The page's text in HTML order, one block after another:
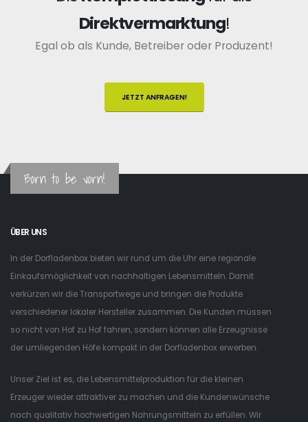
Direktvermarktung!
Egal ob als Kunde, Betreiber oder Produzent!
JETZT ANFRAGEN!
Born to be vorn!
ÜBER UNS
In der Dorfladenbox bieten wir rund um die Uhr eine regionale
Einkaufsmöglichkeit von nachhaltigen Lebensmitteln. Damit
verkürzen wir die Transportwege und bringen die Produkte
verschiedener lokaler Hersteller zusammen. Die Kunden müssen
so nicht von Hof zu Hof fahren, sondern können alle Erzeugnisse
der umliegenden Höfe kompakt in der Dorfladenbox erwerben.
Unser Ziel ist es, die Lebensmittelproduktion für die kleinen
Erzeuger wieder attraktiver zu machen und die Kundenwünsche
nach qualitativ hochwertigen Nahrungsmitteln zu erfüllen. Wir